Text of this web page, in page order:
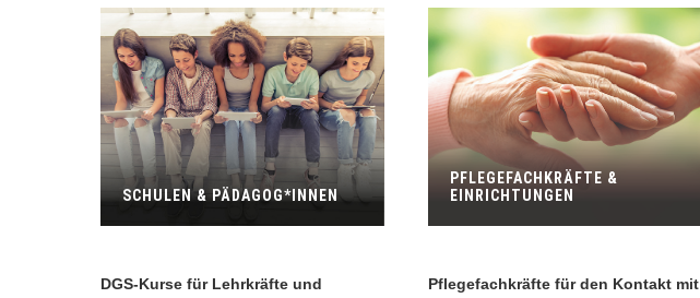
SCHULEN & PÄDAGOG*INNEN
DGS-Kurse für Lehrkräfte und
PFLEGEFACHKRÄFTE &
EINRICHTUNGEN
Pflegefachkräfte für den Kontakt mit